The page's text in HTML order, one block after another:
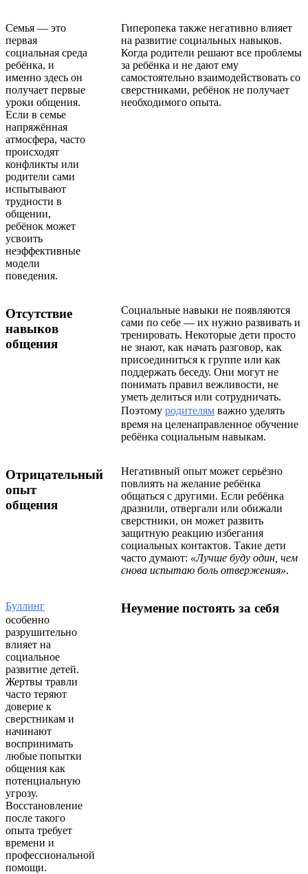
Семья — это
первая
социальная среда
ребёнка, и
именно здесь он
получает первые
уроки общения.
Если в семье
напряжённая
атмосфера, часто
происходят
конфликты или
родители сами
испытывают
трудности в
общении,
ребёнок может
усвоить
неэффективные
модели
поведения.
Гиперопека также негативно влияет
на развитие социальных навыков.
Когда родители решают все проблемы
за ребёнка и не дают ему
самостоятельно взаимодействовать со
сверстниками, ребёнок не получает
необходимого опыта.
Отсутствие
навыков
общения
Социальные навыки не появляются
сами по себе — их нужно развивать и
тренировать. Некоторые дети просто
не знают, как начать разговор, как
присоединиться к группе или как
поддержать беседу. Они могут не
понимать правил вежливости, не
уметь делиться или сотрудничать.
Поэтому родителям важно уделять
время на целенаправленное обучение
ребёнка социальным навыкам.
Отрицательный
опыт
общения
Негативный опыт может серьёзно
повлиять на желание ребёнка
общаться с другими. Если ребёнка
дразнили, отвергали или обижали
сверстники, он может развить
защитную реакцию избегания
социальных контактов. Такие дети
часто думают: «Лучше буду один, чем
снова испытаю боль отвержения».
Буллинг
особенно
разрушительно
влияет на
социальное
развитие детей.
Жертвы травли
часто теряют
доверие к
сверстникам и
начинают
воспринимать
любые попытки
общения как
потенциальную
угрозу.
Восстановление
после такого
опыта требует
времени и
профессиональной
помощи.
Неумение постоять за себя